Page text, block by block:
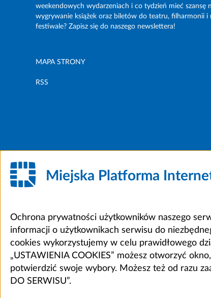
weekendowych wydarzeniach i co tydzień mieć szansę
wygrywanie książek oraz biletów do teatru, filharmonii i
festiwale? Zapisz się do naszego newslettera!
MAPA STRONY
RSS
Miejska Platforma
Ochrona prywatności użytkowników naszego
informacji o użytkownikach serwisu do
cookies wykorzystujemy w celu prawidłowego
„USTAWIENIA COOKIES” możesz otworzyć
potwierdzić swoje wybory. Możesz też od razu
DO SERWISU”.